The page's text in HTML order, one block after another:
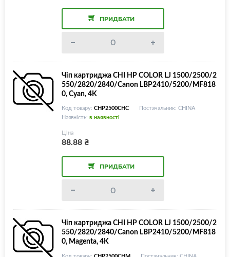
ПРИДБАТИ
Чіп картриджа CHI HP COLOR LJ 1500/2500/2
550/2820/2840/Canon LBP2410/5200/MF818
0, Cyan, 4K
Код товару: CHP2500CHC
Постачальник: CHINA
Наявність: в наявності
Ціна
88.88₴
ПРИДБАТИ
Чіп картриджа CHI HP COLOR LJ 1500/2500/2
550/2820/2840/Canon LBP2410/5200/MF818
0, Magenta, 4K